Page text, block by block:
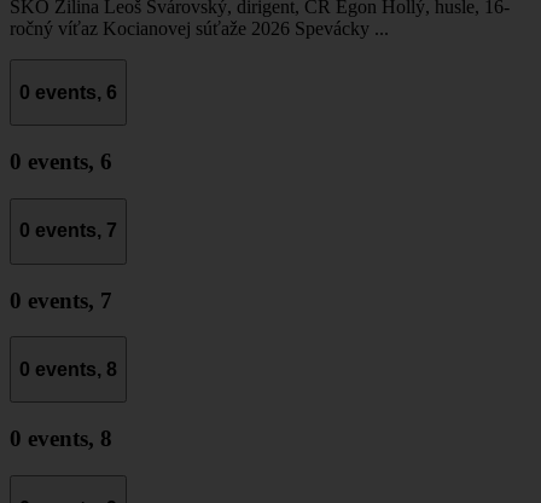
ŠKO Žilina Leoš Svárovský, dirigent, ČR Egon Hollý, husle, 16-
ročný víťaz Kocianovej súťaže 2026 Spevácky ...
0 events, 6
0 events, 6
0 events, 7
0 events, 7
0 events, 8
0 events, 8